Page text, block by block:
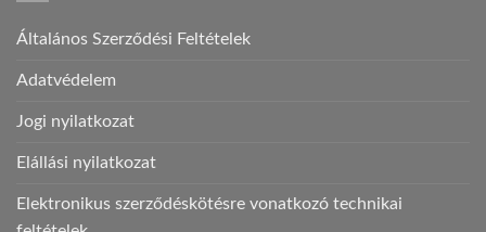
Általános Szerződési Feltételek
Adatvédelem
Jogi nyilatkozat
Elállási nyilatkozat
Elektronikus szerződéskötésre vonatkozó technikai